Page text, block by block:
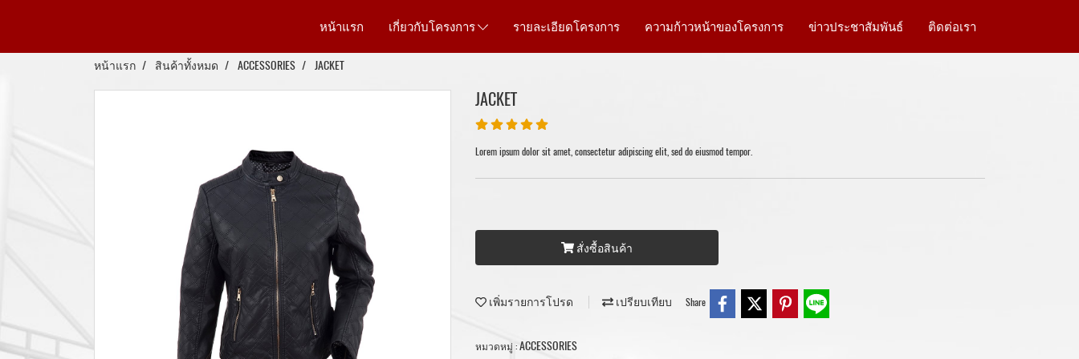
หน้าแรก เกี่ยวกับโครงการ รายละเอียดโครงการ ความก้าวหน้าของโครงการ ข่าวประชาสัมพันธ์ ติดต่อเรา
หน้าแรก สินค้าทั้งหมด ACCESSORIES JACKET
JACKET
Lorem ipsum dolor sit amet, consectetur adipiscing elit, sed do eiusmod tempor.
สั่งซื้อสินค้า
เพิ่มรายการโปรด เปรียบเทียบ Share
หมวดหมู่ :ACCESSORIES